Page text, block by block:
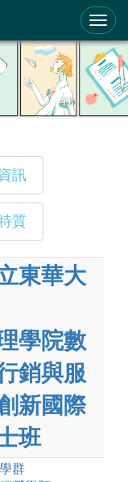
訊
質
東華大
學院數
銷與服
新國際
班
學群